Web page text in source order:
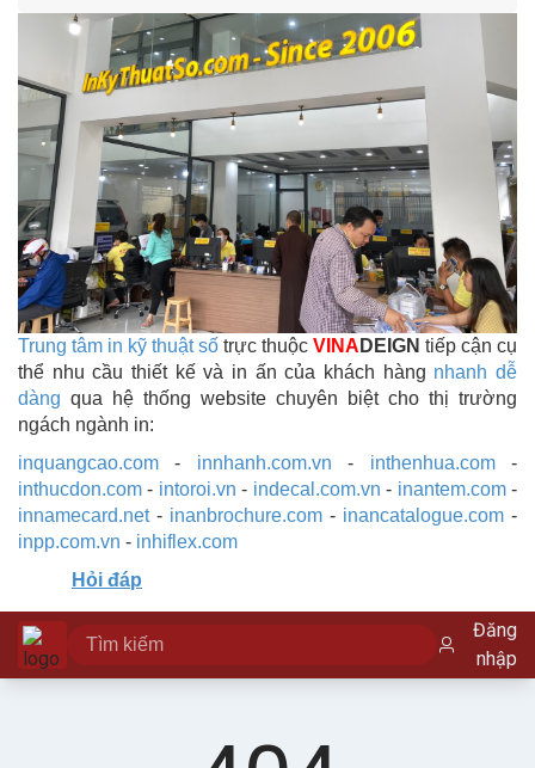
Trung tâm in kỹ thuật số trực thuộc VINA DEIGN tiếp cận cụ
thể nhu cầu thiết kế và in ấn của khách hàng nhanh dễ
dàng qua hệ thống website chuyên biệt cho thị trường
ngách ngành in:
inquangcao.com - innhanh.com.vn - inthenhua.com-
inthucdon.com - intoroi.vn - indecal.com.vn - inantem.com-
innamecard.net- inanbrochure.com - inancatalogue.com -
inpp.com.vn - inhiflex.com
Hỏi đáp